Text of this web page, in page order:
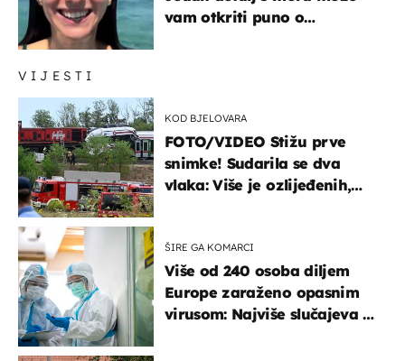
VIJESTI
KOD BJELOVARA
FOTO/VIDEO Stižu prve
snimke! Sudarila se dva
vlaka: Više je ozlijeđenih,
ŠIRE GA KOMARCI
Više od 240 osoba diljem
Europe zaraženo opasnim
virusom: Najviše slučajeva u
vam otkriti puno o